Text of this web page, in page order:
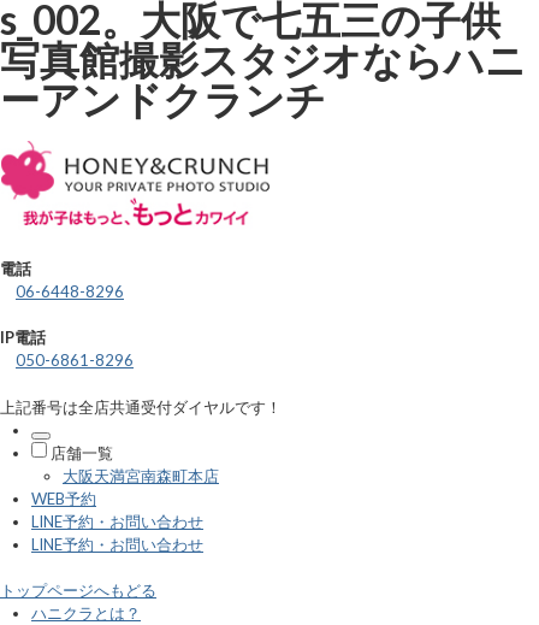
s_002。大阪で七五三の子供
写真館撮影スタジオならハニ
ーアンドクランチ
電話
06-6448-8296
IP電話
050-6861-8296
上記番号は全店共通受付ダイヤルです！
店舗一覧
大阪天満宮南森町本店
WEB予約
LINE予約・お問い合わせ
LINE予約・お問い合わせ
トップページへもどる
ハニクラとは？